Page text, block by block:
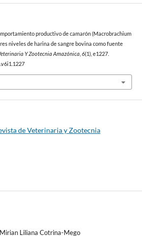
productivo de camarón (Macrobrachium
niveles de harina de sangre bovina como fuente
Y Zootecnia Amazónica 6(1), e1227.
de Veterinaria y Zootecnia
Liliana Cotrina-Mego